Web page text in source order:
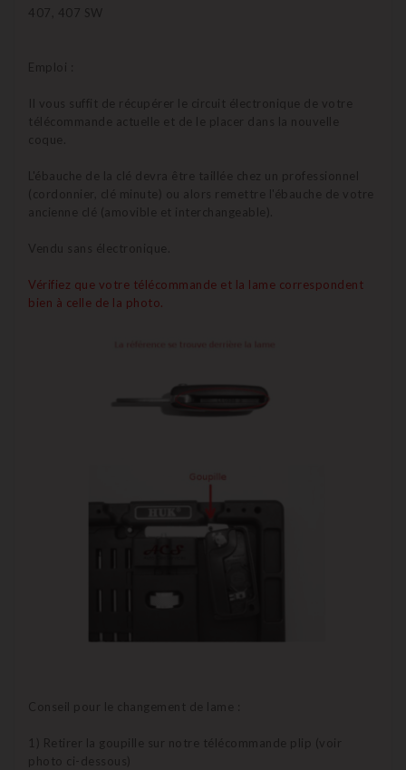
407, 407 SW
Emploi :
Il vous suffit de récupérer le circuit électronique de votre
télécommande actuelle et de le placer dans la nouvelle
coque.
L'ébauche de la clé devra être taillée chez un professionnel
(cordonnier, clé minute) ou alors remettre l'ébauche de votre
ancienne clé (amovible et interchangeable).
Vendu sans électronique.
Vérifiez que votre télécommande et la lame correspondent
bien à celle de la photo.
Conseil pour le changement de lame :
1) Retirer la goupille sur notre télécommande plip (voir
photo ci-dessous)